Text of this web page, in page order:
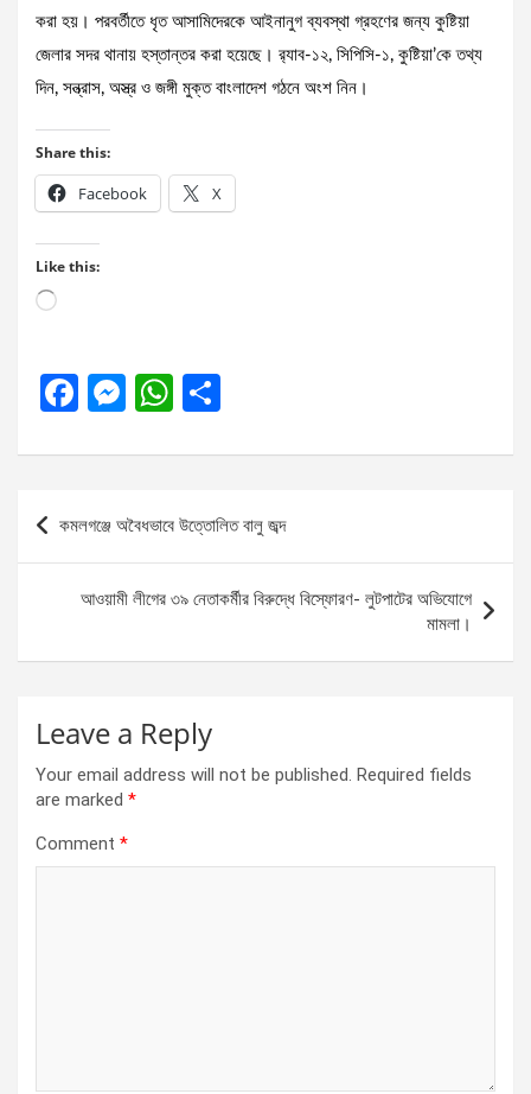
করা হয়। পরবর্তীতে ধৃত আসামিদেরকে আইনানুগ ব্যবস্থা গ্রহণের জন্য কুষ্টিয়া
জেলার সদর থানায় হস্তান্তর করা হয়েছে। র‌্যাব-১২, সিপিসি-১, কুষ্টিয়া’কে তথ্য
দিন, সন্ত্রাস, অস্ত্র ও জঙ্গী মুক্ত বাংলাদেশ গঠনে অংশ নিন।
Share this:
Facebook X
Like this:
Loading…
F
ce
o
o
k
M
se
n
g
er
W
at
s
A
p
p
ar
e
Post
navigation
কমলগঞ্জে অবৈধভাবে উত্তোলিত বালু জব্দ
আওয়ামী লীগের ৩৯ নেতাকর্মীর বিরুদ্ধে বিস্ফোরণ- লুটপাটের অভিযোগে
মামলা।
Leave a Reply
Your email address will not be published. Required fields
are marked *
Comment *